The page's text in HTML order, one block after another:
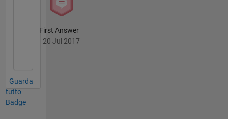
First Answer
20 Jul 2017
Guarda
tutto
Badge